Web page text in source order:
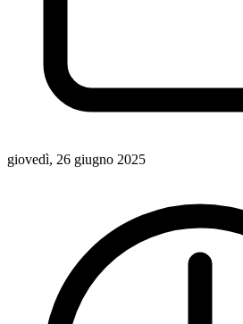
giovedì, 26 giugno 2025